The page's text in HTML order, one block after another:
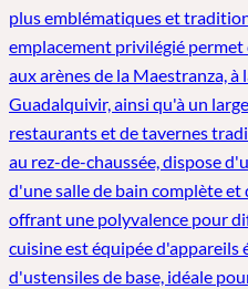
plus emblématiques et
emplacement privilégié permet
aux arènes de la Maestranza,
Guadalquivir, ainsi qu'à un
restaurants et de tavernes
au rez-de-chaussée, dispose
d'une salle de bain complète et
offrant une polyvalence pour
cuisine est équipée d'appareils
d'ustensiles de base, idéale